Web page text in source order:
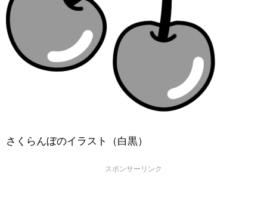
さくらんぼのイラスト（白黒）
スポンサーリンク